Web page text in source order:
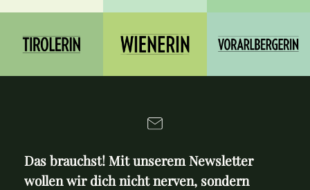
Das brauchst! Mit unserem Newsletter
wollen wir dich nicht nerven, sondern